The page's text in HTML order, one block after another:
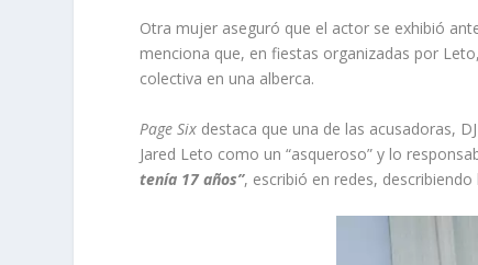
Otra mujer aseguró que el actor se exhibió
menciona que, en fiestas organizadas por
colectiva en una alberca.
Page Six destaca que una de las acusadoras,
Jared Leto como un “asqueroso” y lo
tenía 17 años”, escribió en redes,